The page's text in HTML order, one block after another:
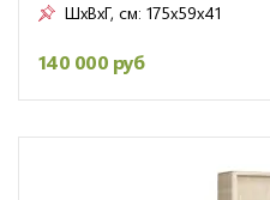
ШxВxГ, см: 175x59x41
140 000 руб